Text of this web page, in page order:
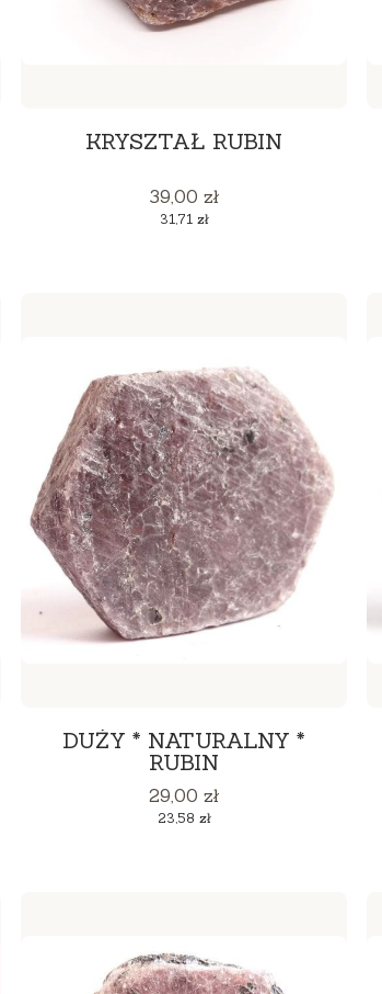
KRYSZTAŁ RUBIN
Cena
39,00 zł
Cena
31,71 zł
DUŻY * NATURALNY *
RUBIN
Cena
29,00 zł
Cena
23,58 zł